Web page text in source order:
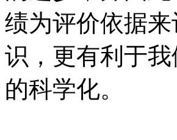
绩为评价依据
识，更有利于
的科学化。